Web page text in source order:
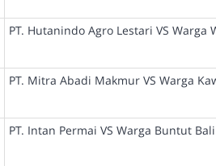
PT. Hutanindo Agro Lestari VS Warga
PT. Mitra Abadi Makmur VS Warga
PT. Intan Permai VS Warga Buntut Bali